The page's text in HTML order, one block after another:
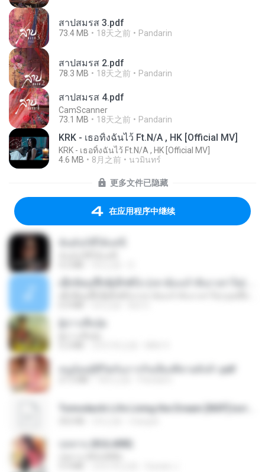
สาปสมรส 3.pdf
73.4 MB 18天之前 Pandarin
สาปสมรส 2.pdf
78.3 MB 18天之前 Pandarin
สาปสมรส 4.pdf
CamScanner
73.1 MB
18天之前 Pandarin
KRK - เธอทิ้งฉันไว้ Ft.N/A , HK [Official MV]
KRK - เธอทิ้งฉันไว้ Ft.N/A , HK [Official MV]
4.6 MB
8月之前 นวมินทร์
更多文件已隐藏
在应用程序中继续
หนูน้อยสู้ชีวิตกับภารกิจเลี้ยงพี่ชายทั้งห้า.pdf
กุหลาบ (KULARB)